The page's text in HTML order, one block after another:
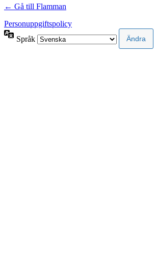
← Gå till Flamman
Personuppgiftspolicy
Språk